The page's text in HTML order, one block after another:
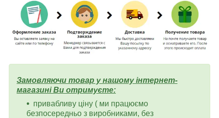
Замовляючи товар у нашому інтернет-
магазині Ви отримуєте:
привабливу ціну ( ми працюємо
безпосередньо з виробниками, без